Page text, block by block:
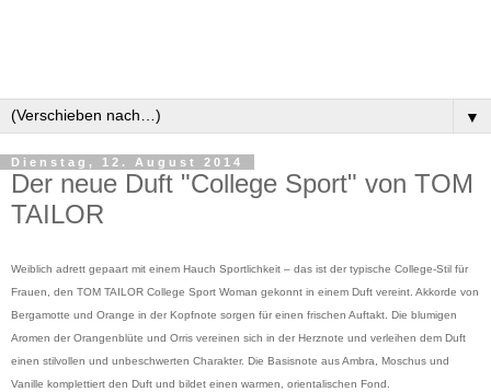
▼
Dienstag, 12. August 2014
Der neue Duft "College Sport" von TOM
TAILOR
Weiblich adrett gepaart mit einem Hauch Sportlichkeit – das ist der typische College-Stil für
Frauen, den TOM TAILOR College Sport Woman gekonnt in einem Duft vereint. Akkorde von
Bergamotte und Orange in der Kopfnote sorgen für einen frischen Auftakt. Die blumigen
Aromen der Orangenblüte und Orris vereinen sich in der Herznote und verleihen dem Duft
einen stilvollen und unbeschwerten Charakter. Die Basisnote aus Ambra, Moschus und
Vanille komplettiert den Duft und bildet einen warmen, orientalischen Fond.